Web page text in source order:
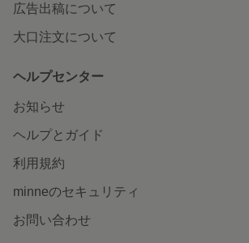
広告出稿について
大口注文について
ヘルプセンター
お知らせ
ヘルプとガイド
利用規約
minneのセキュリティ
お問い合わせ